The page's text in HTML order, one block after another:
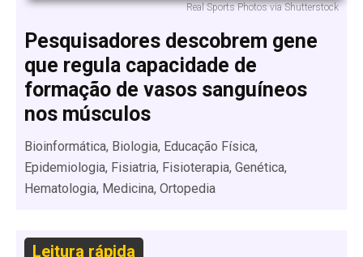
Real Sports Photos via Shutterstock
Pesquisadores descobrem gene
que regula capacidade de
formação de vasos sanguíneos
nos músculos
Bioinformática, Biologia, Educação Física,
Epidemiologia, Fisiatria, Fisioterapia, Genética,
Hematologia, Medicina, Ortopedia
Leitura rápida